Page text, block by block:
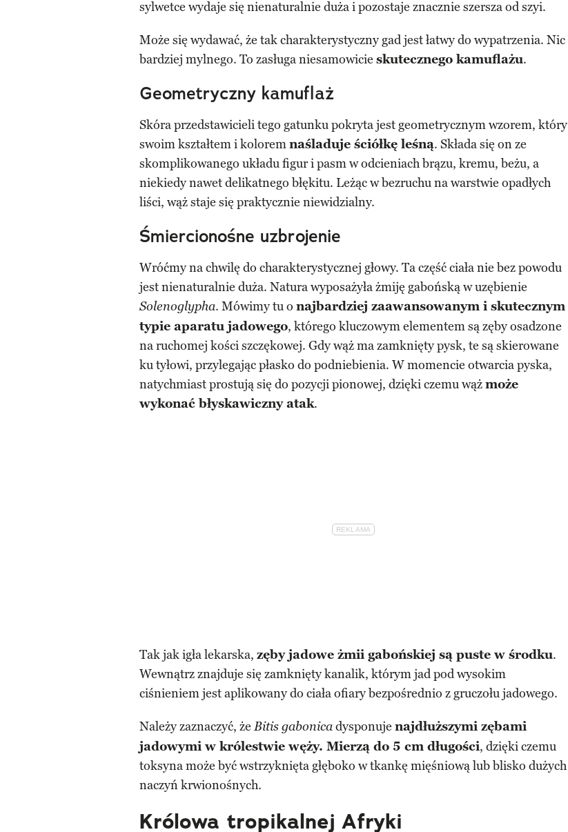
sylwetce wydaje się nienaturalnie duża i pozostaje znacznie szersza od szyi.
Może się wydawać, że tak charakterystyczny gad jest łatwy do wypatrzenia. Nic
bardziej mylnego. To zasługa niesamowicie skutecznego kamuflażu.
Geometryczny kamuflaż
Skóra przedstawicieli tego gatunku pokryta jest geometrycznym wzorem, który
swoim kształtem i koloremnaśladuje ściółkę leśną. Składa się on ze
skomplikowanego układu figur i pasm w odcieniach brązu, kremu, beżu, a
niekiedy nawet delikatnego błękitu. Leżąc w bezruchu na warstwie opadłych
liści, wąż staje się praktycznie niewidzialny.
Śmiercionośne uzbrojenie
Wróćmy na chwilę do charakterystycznej głowy. Ta część ciała nie bez powodu
jest nienaturalnie duża. Natura wyposażyła żmiję gabońską w uzębienie
Solenoglypha. Mówimy tu o najbardziej zaawansowanym i skutecznym
typie aparatu jadowego, którego kluczowym elementem są zęby osadzone
na ruchomej kości szczękowej. Gdy wąż ma zamknięty pysk, te są skierowane
ku tyłowi, przylegając płasko do podniebienia. W momencie otwarcia pyska,
natychmiast prostują się do pozycji pionowej, dzięki czemu wążmoże
wykonać błyskawiczny atak.
Tak jak igła lekarska, zęby jadowe żmii gabońskiej są puste w środku.
Wewnątrz znajduje się zamknięty kanalik, którym jad pod wysokim
ciśnieniem jest aplikowany do ciała ofiary bezpośrednio z gruczołu jadowego.
Należy zaznaczyć, żeBitis gabonicadysponuje najdłuższymi zębami
jadowymi w królestwie węży. Mierzą do 5 cm długości, dzięki czemu
toksyna może być wstrzyknięta głęboko w tkankę mięśniową lub blisko dużych
naczyń krwionośnych.
Królowa tropikalnej Afryki